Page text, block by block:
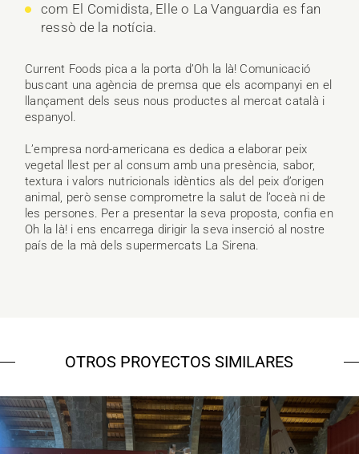
com El Comidista, Elle o La Vanguardia es fan
ressò de la notícia.
Current Foods pica a la porta d’Oh la là! Comunicació
buscant una agència de premsa que els acompanyi en el
llançament dels seus nous productes al mercat català i
espanyol.
L’empresa nord-americana es dedica a elaborar peix
vegetal llest per al consum amb una presència, sabor,
textura i valors nutricionals idèntics als del peix d’origen
animal, però sense comprometre la salut de l’oceà ni de
les persones. Per a presentar la seva proposta, confia en
Oh la là! i ens encarrega dirigir la seva inserció al nostre
país de la mà dels supermercats La Sirena.
OTROS PROYECTOS SIMILARES